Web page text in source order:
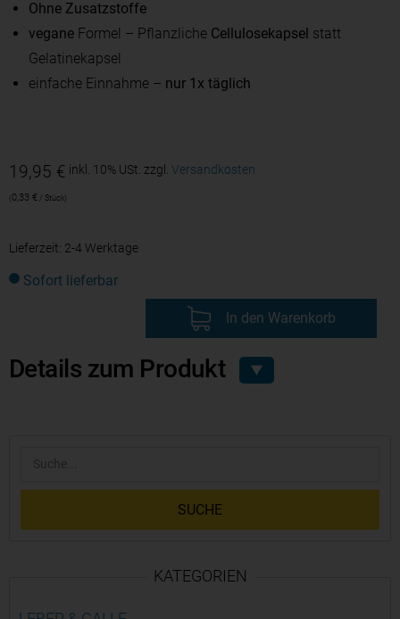
Ohne Zusatzstoffe
vegane Formel – Pflanzliche Cellulosekapsel statt
Gelatinekapsel
einfache Einnahme – nur 1x täglich
19,95 € inkl. 10% USt. zzgl. Versandkosten
0,33 € / Stück
Lieferzeit: 2-4 Werktage
Sofort lieferbar
In den Warenkorb
Details zum Produkt ▼
SUCHE
KATEGORIEN